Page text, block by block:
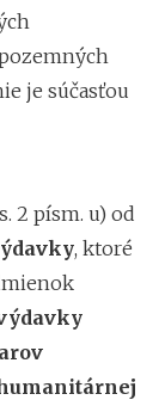
pozemných
je súčasťou
2 písm. u) od
, ktoré